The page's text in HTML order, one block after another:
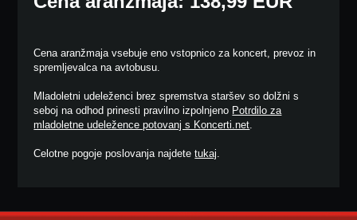
Cena aranžmaja vsebuje eno vstopnico za koncert, prevoz in
spremljevalca na avtobusu.
Mladoletni udeleženci brez spremstva staršev so dolžni s
seboj na odhod prinesti pravilno izpolnjeno Potrdilo za
mladoletne udeležence potovanj s Koncerti.net.
Celotne pogoje poslovanja najdetetukaj.